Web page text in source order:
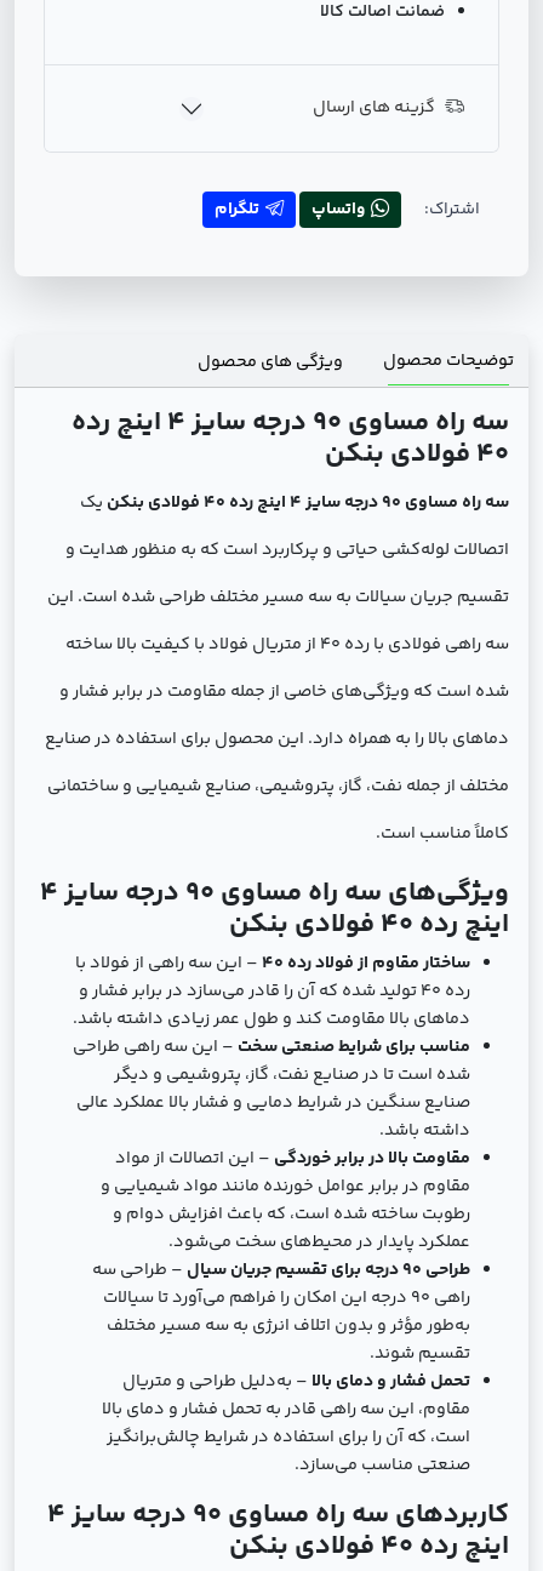
ضمانت اصالت کالا
گزینه های ارسال
اشتراک: واتساپ تلگرام
توضیحات محصول ویژگی های محصول
سه راه مساوی 90 درجه سایز 4 اینچ رده
40 فولادی بنکن
سه راه مساوی 90 درجه سایز 4 اینچ رده 40 فولادی بنکن
یک
اتصالات لوله‌کشی حیاتی و پرکاربرد است که به منظور هدایت و
تقسیم جریان سیالات به سه مسیر مختلف طراحی شده است. این
سه راهی فولادی با رده 40 از متریال فولاد با کیفیت بالا ساخته
شده است که ویژگی‌های خاصی از جمله مقاومت در برابر فشار و
دماهای بالا را به همراه دارد. این محصول برای استفاده در صنایع
مختلف از جمله نفت، گاز، پتروشیمی، صنایع شیمیایی و ساختمانی
کاملاً مناسب است.
ویژگی‌های سه راه مساوی 90 درجه سایز 4
اینچ رده 40 فولادی بنکن
ساختار مقاوم از فولاد رده 40
– این سه راهی از فولاد با
رده 40 تولید شده که آن را قادر می‌سازد در برابر فشار و
دماهای بالا مقاومت کند و طول عمر زیادی داشته باشد.
مناسب برای شرایط صنعتی سخت – این سه راهی طراحی
شده است تا در صنایع نفت، گاز، پتروشیمی و دیگر
صنایع سنگین در شرایط دمایی و فشار بالا عملکرد عالی
داشته باشد.
مقاومت بالا در برابر خوردگی – این اتصالات از مواد
مقاوم در برابر عوامل خورنده مانند مواد شیمیایی و
رطوبت ساخته شده است، که باعث افزایش دوام و
عملکرد پایدار در محیط‌های سخت می‌شود.
طراحی 90 درجه برای تقسیم جریان سیال
– طراحی سه
راهی 90 درجه این امکان را فراهم می‌آورد تا سیالات
به‌طور مؤثر و بدون اتلاف انرژی به سه مسیر مختلف
تقسیم شوند.
تحمل فشار و دمای بالا – به‌دلیل طراحی و متریال
مقاوم، این سه راهی قادر به تحمل فشار و دمای بالا
است، که آن را برای استفاده در شرایط چالش‌برانگیز
صنعتی مناسب می‌سازد.
کاربردهای سه راه مساوی 90 درجه سایز 4
اینچ رده 40 فولادی بنکن